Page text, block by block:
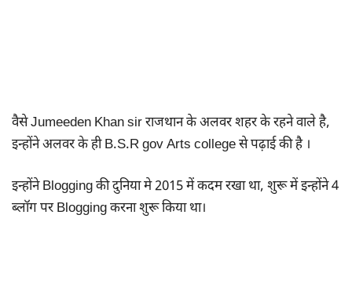
वैसे Jumeeden Khan sir राजथान के अलवर शहर के रहने वाले है,
इन्होंने अलवर के ही B.S.R gov Arts college से पढ़ाई की है ।
इन्होंने Blogging की दुनिया मे 2015 में कदम रखा था, शुरू में इन्होंने 4
ब्लॉग पर Blogging करना शुरू किया था।